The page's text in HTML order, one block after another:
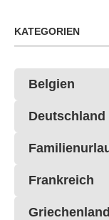
KATEGORIEN
Belgien
Deutschland
Frankreich
Griechenland